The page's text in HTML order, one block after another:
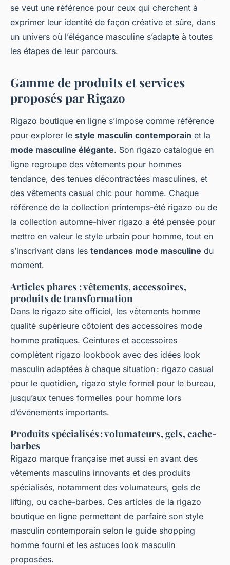
se veut une référence pour ceux qui cherchent à
exprimer leur identité de façon créative et sûre, dans
un univers où l’élégance masculine s’adapte à toutes
les étapes de leur parcours.
Gamme de produits et services
proposés par Rigazo
Rigazo boutique en ligne s’impose comme référence
pour explorer le style masculin contemporain et la
mode masculine élégante. Son rigazo catalogue en
ligne regroupe des vêtements pour hommes
tendance, des tenues décontractées masculines, et
des vêtements casual chic pour homme. Chaque
référence de la collection printemps-été rigazo ou de
la collection automne-hiver rigazo a été pensée pour
mettre en valeur le style urbain pour homme, tout en
s’inscrivant dans les tendances mode masculine du
moment.
Articles phares : vêtements, accessoires,
produits de transformation
Dans le rigazo site officiel, les vêtements homme
qualité supérieure côtoient des accessoires mode
homme pratiques. Ceintures et accessoires
complètent rigazo lookbook avec des idées look
masculin adaptées à chaque situation : rigazo casual
pour le quotidien, rigazo style formel pour le bureau,
jusqu’aux tenues formelles pour homme lors
d’événements importants.
Produits spécialisés : volumateurs, gels, cache-
barbes
Rigazo marque française met aussi en avant des
vêtements masculins innovants et des produits
spécialisés, notamment des volumateurs, gels de
lifting, ou cache-barbes. Ces articles de la rigazo
boutique en ligne permettent de parfaire son style
masculin contemporain selon le guide shopping
homme fourni et les astuces look masculin
proposées.